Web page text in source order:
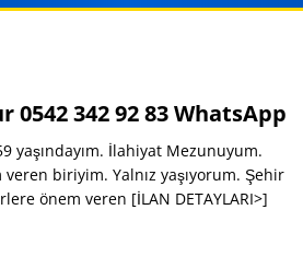
0542 342 92 83 WhatsApp
yaşındayım. İlahiyat Mezunuyum.
biriyim. Yalnız yaşıyorum. Şehir
önem veren [İLAN DETAYLARI>]